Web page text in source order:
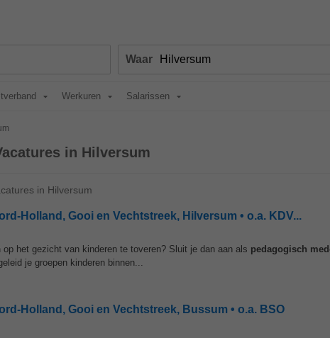
Waar
Werkuren Salarissen
in Hilversum
in Hilversum
Holland, Gooi en Vechtstreek, Hilversum • o.a. KDV...
het gezicht van kinderen te toveren? Sluit je dan aan als pedagogisch
je groepen kinderen binnen...
Holland, Gooi en Vechtstreek, Bussum • o.a. BSO